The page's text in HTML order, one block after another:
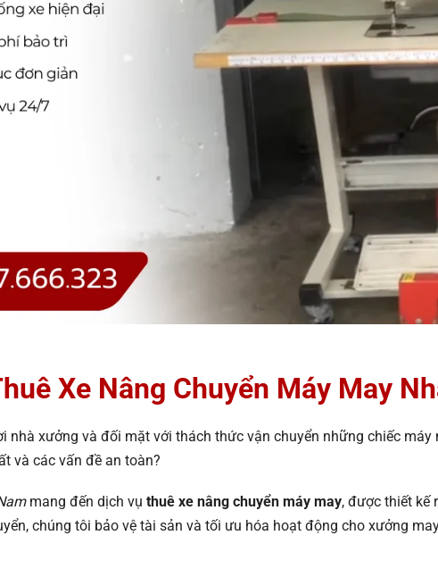
Xe Nâng Chuyển Máy May
nhà xưởng và đối mặt với thách thức vận chuyển những chiếc
và các vấn đề an toàn?
mang đến dịch vụ thuê xe nâng chuyển máy may, được thiết kế
chúng tôi bảo vệ tài sản và tối ưu hóa hoạt động cho xưởng